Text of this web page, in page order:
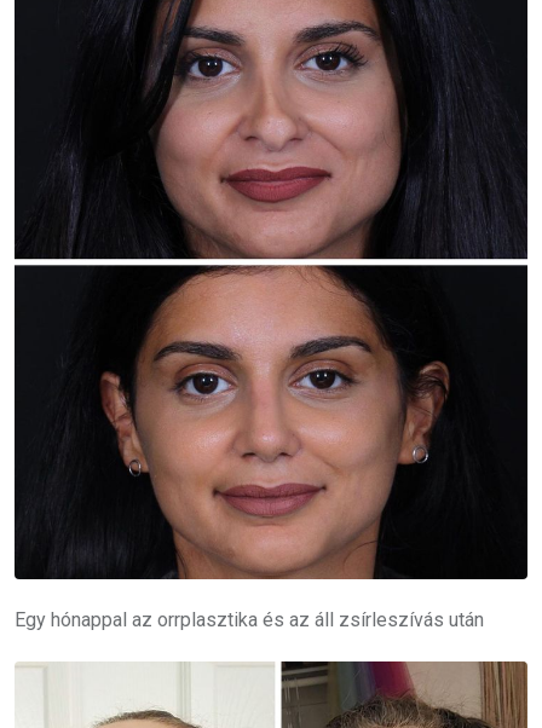
Egy hónappal az orrplasztika és az áll zsírleszívás után